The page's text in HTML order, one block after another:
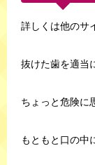
詳しくは他のサ
抜けた歯を適当
ちょっと危険に
もともと口の中